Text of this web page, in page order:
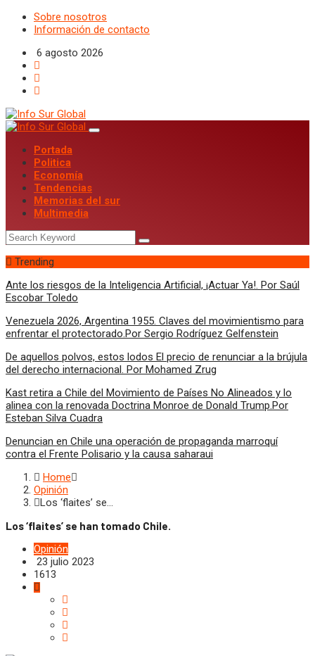
Sobre nosotros
Información de contacto
6 agosto 2026
Portada
Politica
Economía
Tendencias
Memorias del sur
Multimedia
Trending
Ante los riesgos de la Inteligencia Artificial, ¡Actuar Ya!. Por Saúl
Escobar Toledo
Venezuela 2026, Argentina 1955. Claves del movimientismo para
enfrentar el protectorado.Por Sergio Rodríguez Gelfenstein
De aquellos polvos, estos lodos El precio de renunciar a la brújula
del derecho internacional. Por Mohamed Zrug
Kast retira a Chile del Movimiento de Países No Alineados y lo
alinea con la renovada Doctrina Monroe de Donald Trump.Por
Esteban Silva Cuadra
Denuncian en Chile una operación de propaganda marroquí
contra el Frente Polisario y la causa saharaui
Home
Opinión
Los ‘flaites’ se…
Los ‘flaites’ se han tomado Chile.
Opinión
23 julio 2023
1613